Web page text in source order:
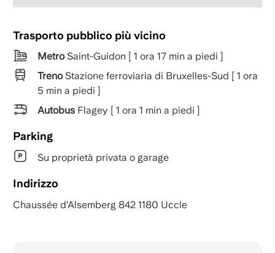
Trasporto pubblico più vicino
MetroSaint-Guidon [ 1 ora 17 min a piedi ]
TrenoStazione ferroviaria di Bruxelles-Sud [ 1 ora
5 min a piedi ]
AutobusFlagey [ 1 ora 1 min a piedi ]
Parking
Su proprietà privata o garage
Indirizzo
Chaussée d'Alsemberg 842 1180 Uccle